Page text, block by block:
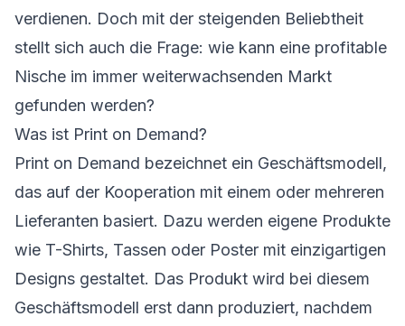
verdienen. Doch mit der steigenden Beliebtheit
stellt sich auch die Frage: wie kann eine profitable
Nische im immer weiterwachsenden Markt
gefunden werden?
Was ist Print on Demand?
Print on Demand bezeichnet ein Geschäftsmodell,
das auf der Kooperation mit einem oder mehreren
Lieferanten basiert. Dazu werden eigene Produkte
wie T-Shirts, Tassen oder Poster mit einzigartigen
Designs gestaltet. Das Produkt wird bei diesem
Geschäftsmodell erst dann produziert, nachdem